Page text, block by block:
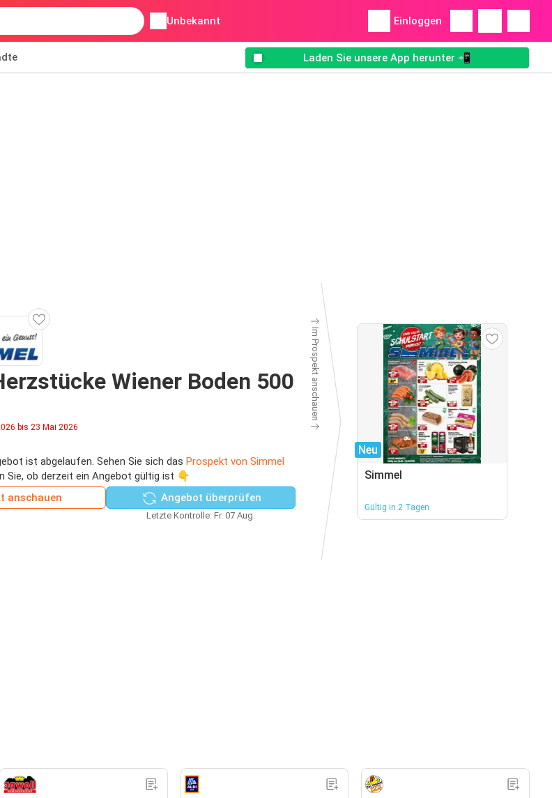
Unbekannt Einloggen
Laden Sie unsere App herunter 📲
Wiener Boden 500
bis 23 Mai 2026
ist abgelaufen. Sehen Sie sich das Prospekt von Simmel
Sie, ob derzeit ein Angebot gültig ist 👇
anschauen
Angebot überprüfen
Letzte Kontrolle: Fr. 07 Aug.
Im Prospekt anschauen
Neu
Simmel
Gültig in 2 Tagen